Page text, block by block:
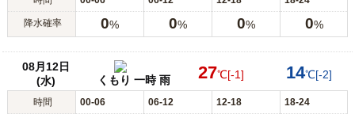
降水確率 0% 0% 0% 0%
08月12日
(水)
くもり 一時 雨 27℃[-1] 14℃[-2]
時間 00-06 06-12 12-18 18-24